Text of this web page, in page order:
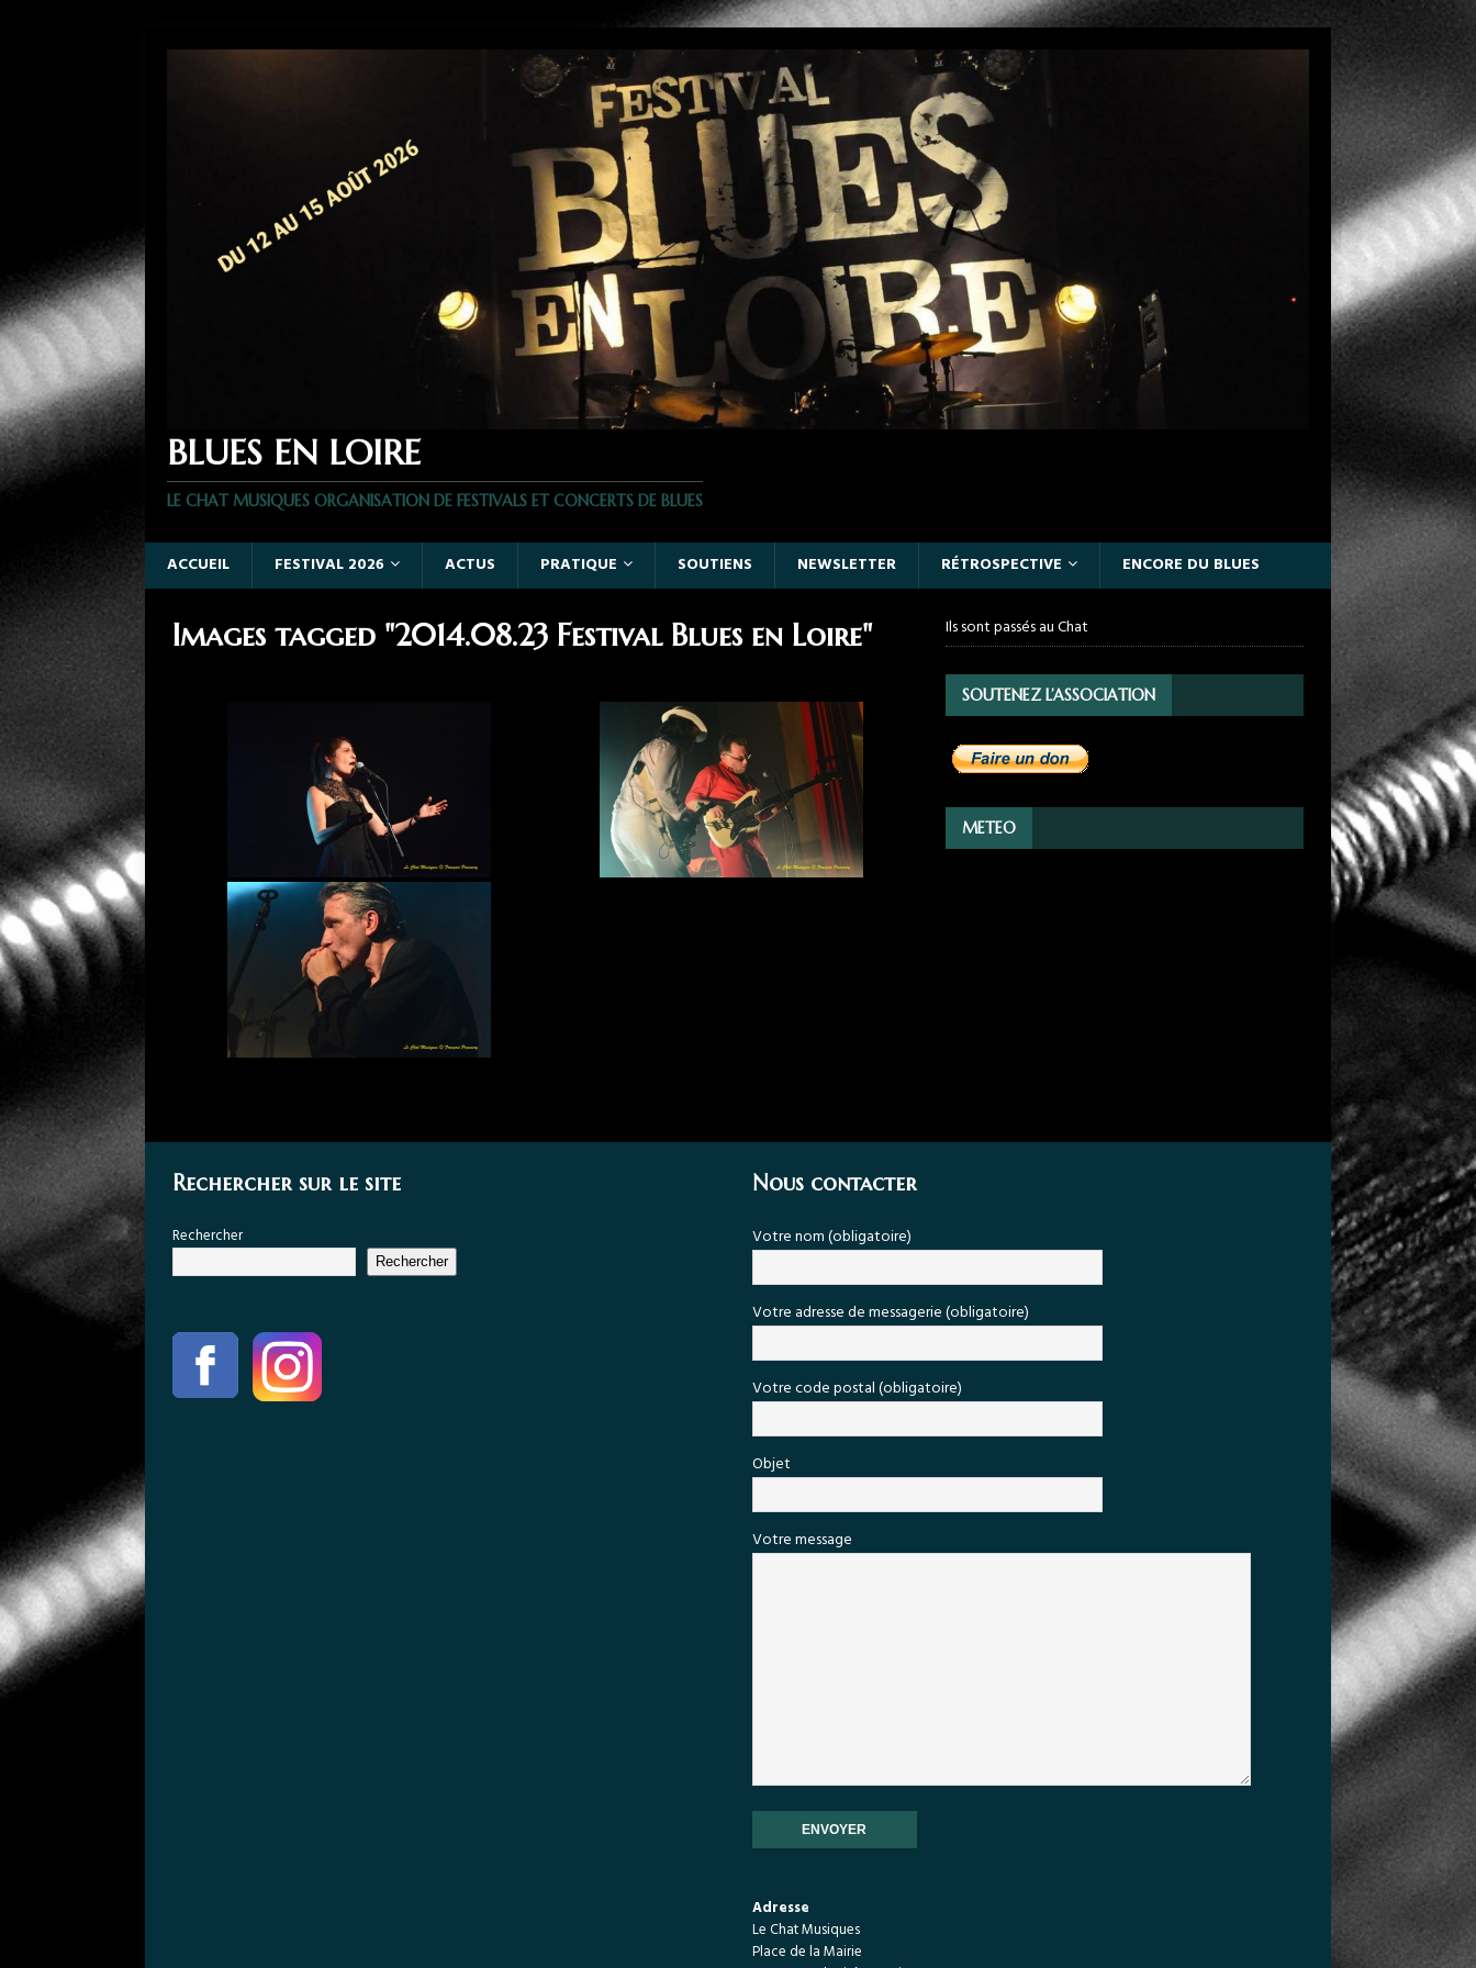
BLUES EN LOIRE
LE CHAT MUSIQUES ORGANISATION DE FESTIVALS ET CONCERTS DE BLUES
ACCUEIL FESTIVAL 2026 ACTUS PRATIQUE SOUTIENS NEWSLETTER RÉTROSPECTIVE ENCORE DU BLUES
Images tagged "2014.08.23 Festival Blues en Loire" Ils sont passés au Chat
SOUTENEZ L’ASSOCIATION
METEO
Rechercher sur le site
Rechercher
Rechercher
Nous contacter
Votre nom (obligatoire)
Votre adresse de messagerie (obligatoire)
Votre code postal (obligatoire)
Objet
Votre message
Adresse
Le Chat Musiques
Place de la Mairie